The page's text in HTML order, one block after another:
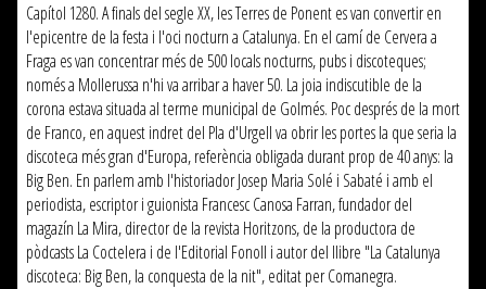
Capítol 1280. A finals del segle XX, les Terres de Ponent es van convertir en
l'epicentre de la festa i l'oci nocturn a Catalunya. En el camí de Cervera a
Fraga es van concentrar més de 500 locals nocturns, pubs i discoteques;
només a Mollerussa n'hi va arribar a haver 50. La joia indiscutible de la
corona estava situada al terme municipal de Golmés. Poc després de la mort
de Franco, en aquest indret del Pla d'Urgell va obrir les portes la que seria la
discoteca més gran d'Europa, referència obligada durant prop de 40 anys: la
Big Ben. En parlem amb l'historiador Josep Maria Solé i Sabaté i amb el
periodista, escriptor i guionista Francesc Canosa Farran, fundador del
magazín La Mira, director de la revista Horitzons, de la productora de
pòdcasts La Coctelera i de l'Editorial Fonoll i autor del llibre "La Catalunya
discoteca: Big Ben, la conquesta de la nit", editat per Comanegra.